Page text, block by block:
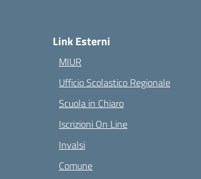
Link Esterni
MIUR
Ufficio Scolastico Regionale
Scuola in Chiaro
Iscrizioni On Line
Invalsi
Comune